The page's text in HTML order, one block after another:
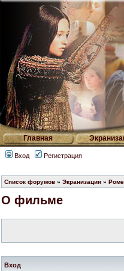
Главная
Вход Регистрация
Список форумов » Экранизации »
О фильме
Вход